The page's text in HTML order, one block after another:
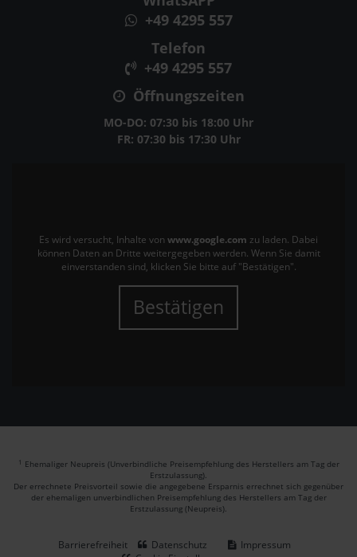
+49 4295 557
Telefon
+49 4295 557
Öffnungszeiten
MO-DO: 07:30 bis 18:00 Uhr
FR: 07:30 bis 17:30 Uhr
Es wird versucht, Inhalte von www.google.com zu laden. Dabei
können Daten an Dritte weitergegeben werden. Wenn Sie damit
einverstanden sind, klicken Sie bitte auf "Bestätigen".
Bestätigen
1 Ehemaliger Neupreis (Unverbindliche Preisempfehlung des Herstellers am Tag der
Erstzulassung).
Der errechnete Preisvorteil sowie die angegebene Ersparnis errechnet sich gegenüber
der ehemaligen unverbindlichen Preisempfehlung des Herstellers am Tag der
Erstzulassung (Neupreis).
Barrierefreiheit Datenschutz
Impressum